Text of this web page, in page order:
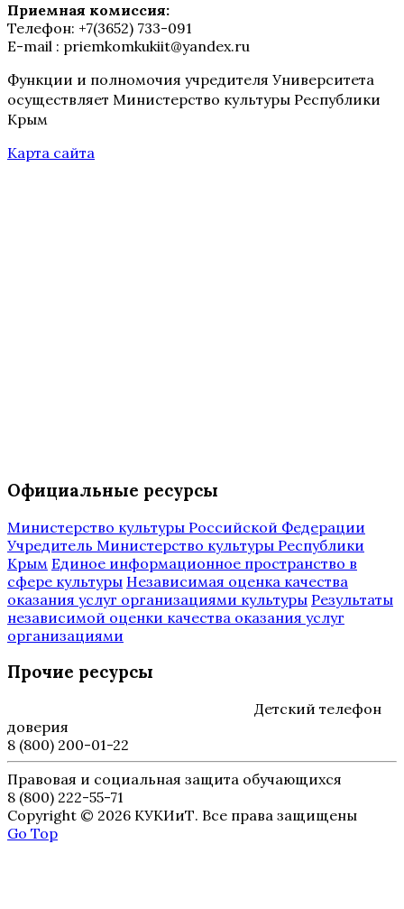
Приемная комиссия:
Телефон: +7(3652) 733-091
E-mail : priemkomkukiit@yandex.ru
Функции и полномочия учредителя Университета
осуществляет Министерство культуры Республики
Крым
Карта сайта
Официальные ресурсы
Министерство культуры Российской Федерации
Учредитель Министерство культуры Республики
Крым Единое информационное пространство в
сфере культуры Независимая оценка качества
оказания услуг организациями культуры Результаты
независимой оценки качества оказания услуг
организациями
Прочие ресурсы
Детский телефон
доверия
8 (800) 200-01-22
Правовая и социальная защита обучающихся
8 (800) 222-55-71
Copyright © 2026 КУКИиТ. Все права защищены
Go Top